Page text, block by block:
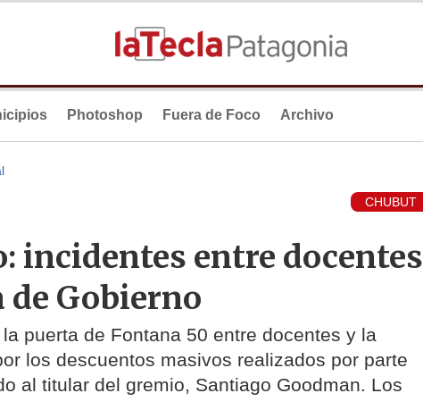
Photoshop Fuera de Foco Archivo
CHUBUT
incidentes entre docentes
de Gobierno
puerta de Fontana 50 entre docentes y la
los descuentos masivos realizados por parte
al titular del gremio, Santiago Goodman. Los